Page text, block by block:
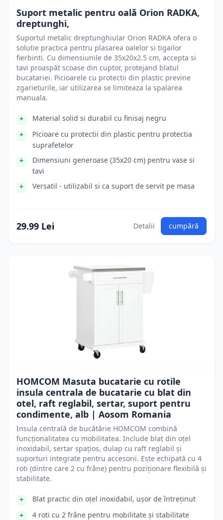
Suport metalic pentru oală Orion RADKA,
dreptunghi,
Suportul metalic dreptunghiular Orion RADKA ofera o
solutie practica pentru plasarea oalelor si tigailor
fierbinti. Cu dimensiunile de 35x20x2.5 cm, accepta si
tavi proaspăt scoase din cuptor, protejand blatul
bucatariei. Picioarele cu protectii din plastic previne
zgarieturile, iar utilizarea se limiteaza la spalarea
manuala.
Material solid si durabil cu finisaj negru
Picioare cu protectii din plastic pentru protectia
suprafetelor
Dimensiuni generoase (35x20 cm) pentru vase si
tavi
Versatil - utilizabil si ca suport de servit pe masa
29.99 Lei Detalii cumpără
HOMCOM Masuta bucatarie cu rotile
insula centrala de bucatarie cu blat din
otel, raft reglabil, sertar, suport pentru
condimente, alb | Aosom Romania
Insula centrală de bucătărie HOMCOM combină
funcționalitatea cu mobilitatea. Include blat din oțel
inoxidabil, sertar spațios, dulap cu raft reglabil și
suporturi integrate pentru accesorii. Este echipată cu 4
roti (dintre care 2 cu frâne) pentru poziționare flexibilă și
stabilitate.
Blat practic din oțel inoxidabil, ușor de întreținut
4 roti cu 2 frâne pentru mobilitate și stabilitate